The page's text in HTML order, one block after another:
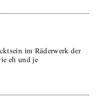
im Räderwerk der
eh und je